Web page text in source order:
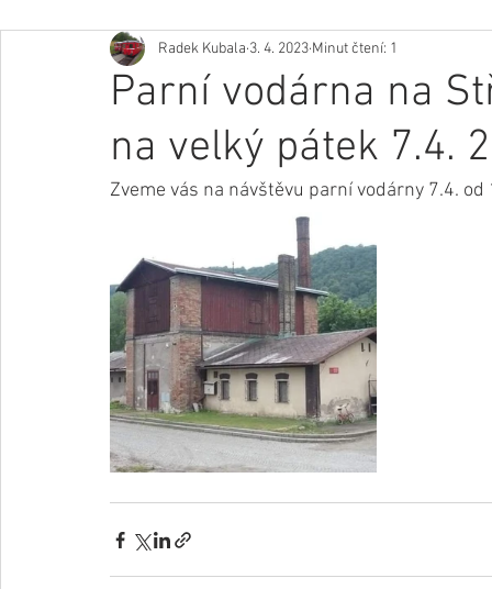
Parní vodárna na
na velký pátek 7.4.
Radek Kubala 3. 4. 2023 Minut čtení: 1
Zveme vás na návštěvu parní vodárny 7.4.